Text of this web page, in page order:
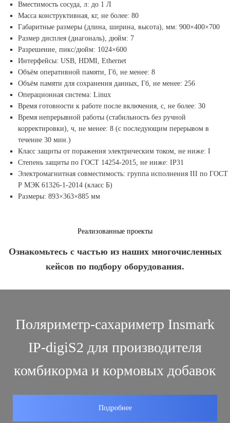
Вместимость сосуда, л: до 1 Л
Масса конструктивная, кг, не более: 80
Габаритные размеры (длина, ширина, высота), мм: 900×400×700
Размер дисплея (диагональ), дюйм: 7
Разрешение, пикс/дюйм: 1024×600
Интерфейсы: USB, HDMI, Ethernet
Объём оперативной памяти, Гб, не менее: 8
Объём памяти для сохранения данных, Гб, не менее: 256
Операционная система: Linux
Время готовности к работе после включения, с, не более: 30
Время непрерывной работы (стабильность без ручной
корректировки), ч, не менее: 8 (с последующим перерывом в
течение 30 мин.)
Класс защиты от поражения электрическим током, не ниже: I
Степень защиты по ГОСТ 14254-2015, не ниже: IP31
Электромагнитная совместимость: группа исполнения III по ГОСТ
Р МЭК 61326-1-2014 (класс Б)
Размеры: 893×363×885 мм
Реализованные проекты
Ознакомьтесь с частью из наших многочисленных
кейсов по подбору оборудования.
Поляриметр-сахариметр Insmark
IP-digiS2 для производителя
комбикорма и кормовых добавок
Подробнее